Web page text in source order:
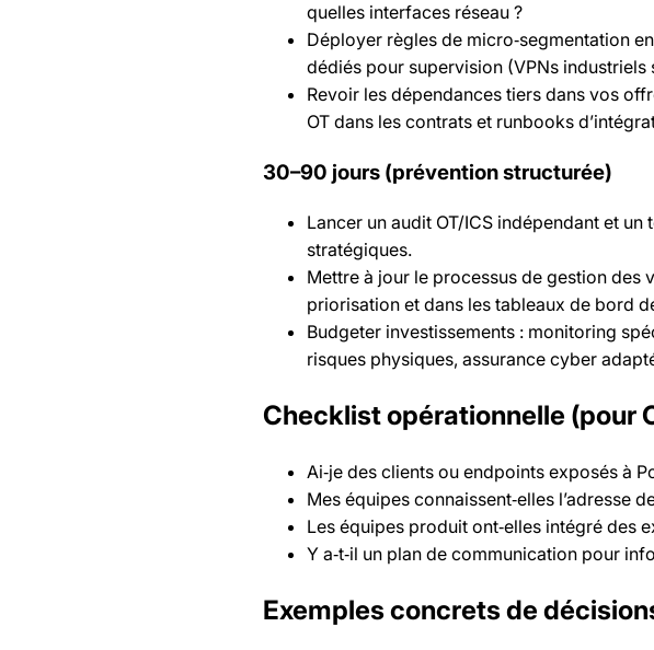
quelles interfaces réseau ?
Déployer règles de micro‑segmentation
dédiés pour supervision (VPNs industriels
Revoir les dépendances tiers dans vos
OT dans les contrats et runbooks
30–90 jours (prévention structurée)
Lancer un audit OT/ICS indépendant et
stratégiques.
Mettre à jour le processus de gestion des
priorisation et dans les tableaux de bord
Budgeter investissements : monitoring
risques physiques, assurance cyber
Checklist opérationnelle (pour
Ai‑je des clients ou endpoints exposés à
Mes équipes connaissent‑elles l’adresse
Les équipes produit ont‑elles intégré des
Y a‑t‑il un plan de communication pour
Exemples concrets de